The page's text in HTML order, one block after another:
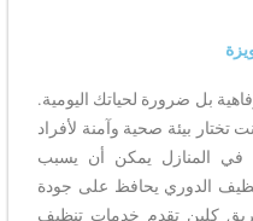
بل ضرورة لحياتك اليومية.
بيئة صحية وآمنة لأفراد
في المنازل يمكن أن يسبب
الدوري يحافظ على جودة
كلين تقدم خدمات تنظيف